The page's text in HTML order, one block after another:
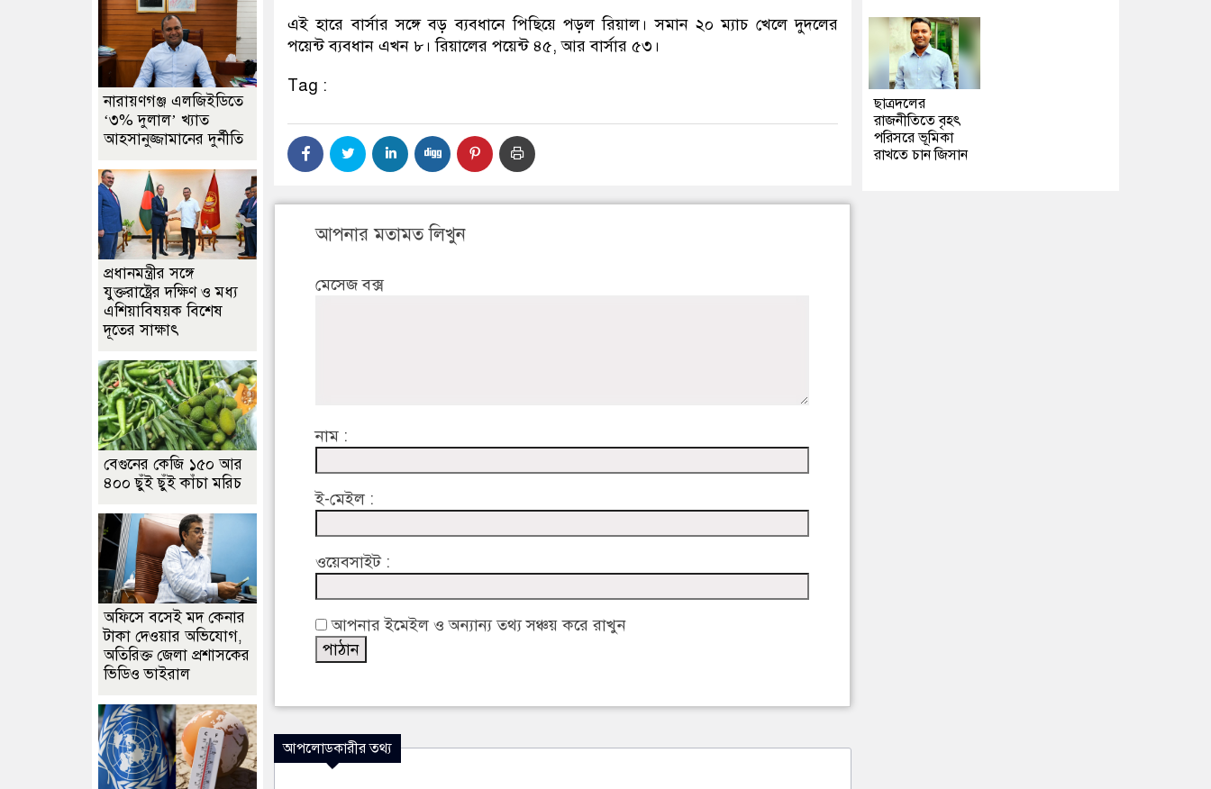
এই হারে বার্সার সঙ্গে বড় ব্যবধানে পিছিয়ে পড়ল রিয়াল। সমান ২০ ম্যাচ খেলে দুদলের
পয়েন্ট ব্যবধান এখন ৮। রিয়ালের পয়েন্ট ৪৫, আর বার্সার ৫৩।
Tag :
আপনার মতামত লিখুন
মেসেজ বক্স
নাম :
ই-মেইল :
ওয়েবসাইট :
আপনার ইমেইল ও অন্যান্য তথ্য সঞ্চয় করে রাখুন
আপলোডকারীর তথ্য
নারায়ণগঞ্জ এলজিইডিতে
‘৩% দুলাল’ খ্যাত
আহসানুজ্জামানের দুর্নীতি
প্রধানমন্ত্রীর সঙ্গে
যুক্তরাষ্ট্রের দক্ষিণ ও মধ্য
এশিয়াবিষয়ক বিশেষ
দূতের সাক্ষাৎ
বেগুনের কেজি ১৫০ আর
৪০০ ছুঁই ছুঁই কাঁচা মরিচ
অফিসে বসেই মদ কেনার
টাকা দেওয়ার অভিযোগ,
অতিরিক্ত জেলা প্রশাসকের
ভিডিও ভাইরাল
ছাত্রদলের
রাজনীতিতে বৃহৎ
পরিসরে ভূমিকা
রাখতে চান জিসান